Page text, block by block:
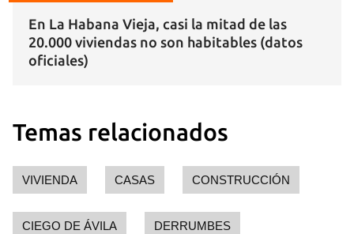
En La Habana Vieja, casi la mitad de las
20.000 viviendas no son habitables (datos
oficiales)
Temas relacionados
VIVIENDA CASAS CONSTRUCCIÓN
CIEGO DE ÁVILA DERRUMBES